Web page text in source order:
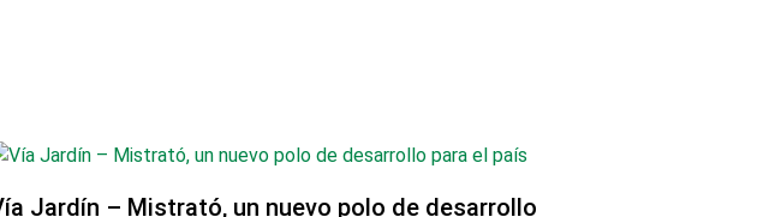
Jardín – Mistrató, un nuevo polo de desarrollo